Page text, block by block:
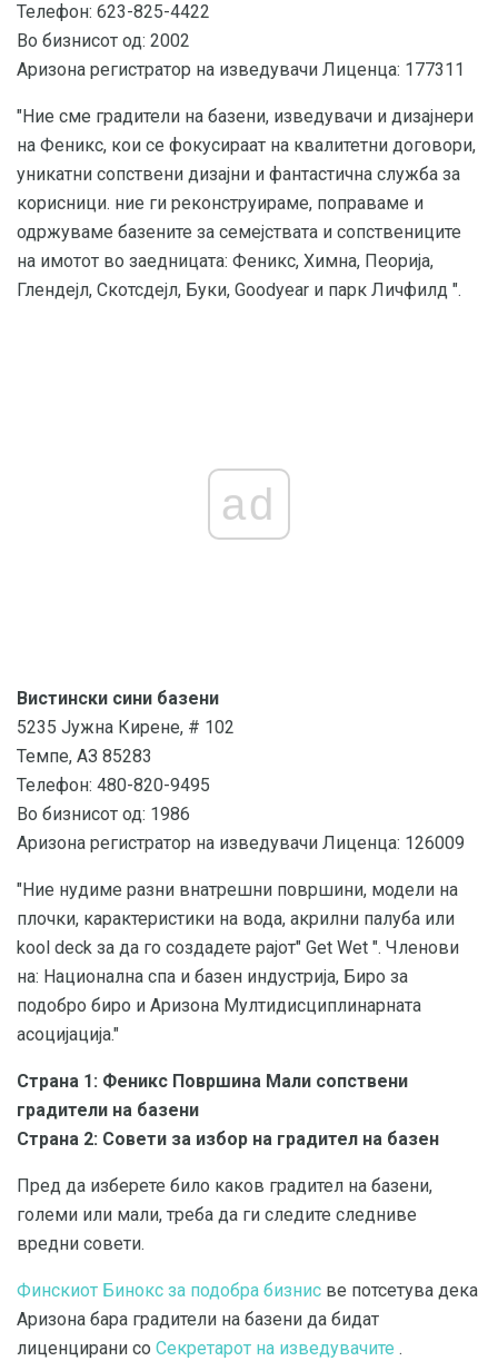
Телефон: 623-825-4422
Во бизнисот од: 2002
Аризона регистратор на изведувачи Лиценца: 177311
"Ние сме градители на базени, изведувачи и дизајнери
на Феникс, кои се фокусираат на квалитетни договори,
уникатни сопствени дизајни и фантастична служба за
корисници. ние ги реконструираме, поправаме и
одржуваме базените за семејствата и сопствениците
на имотот во заедницата: Феникс, Химна, Пеорија,
Глендејл, Скотсдејл, Буки, Goodyear и парк Личфилд ".
ad
Вистински сини базени
5235 Јужна Кирене, # 102
Темпе, АЗ 85283
Телефон: 480-820-9495
Во бизнисот од: 1986
Аризона регистратор на изведувачи Лиценца: 126009
"Ние нудиме разни внатрешни површини, модели на
плочки, карактеристики на вода, акрилни палуба или
kool deck за да го создадете рајот" Get Wet ". Членови
на: Национална спа и базен индустрија, Биро за
подобро биро и Аризона Мултидисциплинарната
асоцијација."
Страна 1: Феникс Површина Мали сопствени
градители на базени
Страна 2: Совети за избор на градител на базен
Пред да изберете било каков градител на базени,
големи или мали, треба да ги следите следниве
вредни совети.
Финскиот Бинокс за подобра бизнис ве потсетува дека
Аризона бара градители на базени да бидат
лиценцирани со Секретарот на изведувачите .